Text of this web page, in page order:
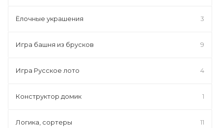
Ёлочные украшения 3
Игра башня из брусков 9
Игра Русское лото 4
Конструктор домик 1
Логика, сортеры 11